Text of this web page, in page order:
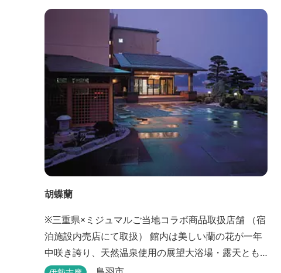
胡蝶蘭
※三重県×ミジュマルご当地コラボ商品取扱店舗 （宿
泊施設内売店にて取扱） 館内は美しい蘭の花が一年
中咲き誇り、天然温泉使用の展望大浴場・露天とも
海一望。目の前の海を望みながら、ゆったりとした